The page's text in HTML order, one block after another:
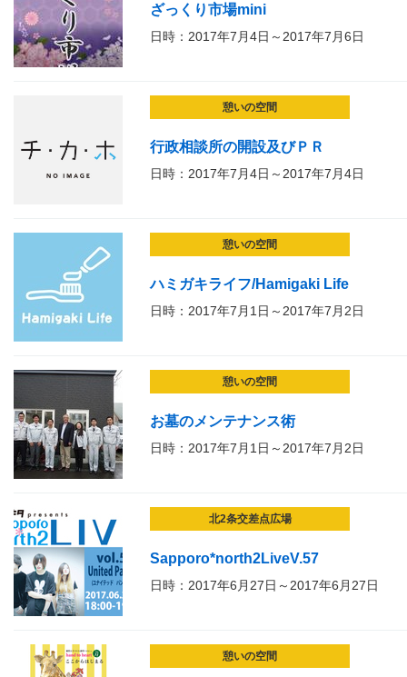
ざっくり市場mini
日時：2017年7月4日～2017年7月6日
憩いの空間
行政相談所の開設及びＰＲ
日時：2017年7月4日～2017年7月4日
憩いの空間
ハミガキライフ/Hamigaki Life
日時：2017年7月1日～2017年7月2日
憩いの空間
お墓のメンテナンス術
日時：2017年7月1日～2017年7月2日
北2条交差点広場
Sapporo*north2LiveV.57
日時：2017年6月27日～2017年6月27日
憩いの空間